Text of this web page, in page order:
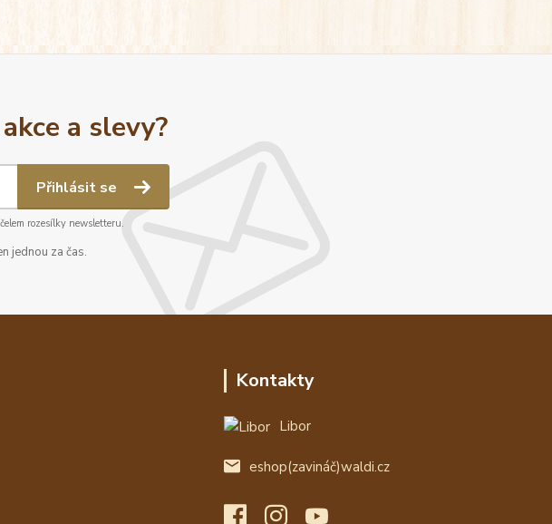
a slevy?
Přihlásit se
rozesílky newsletteru.
jednou za čas.
Kontakty
Libor
eshop(zavináč)waldi.cz